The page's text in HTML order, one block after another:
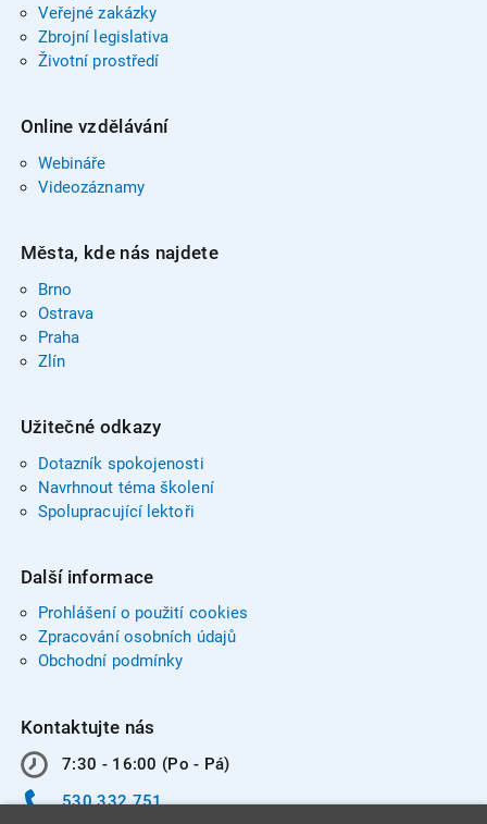
Veřejné zakázky
Zbrojní legislativa
Životní prostředí
Online vzdělávání
Webináře
Videozáznamy
Města, kde nás najdete
Brno
Ostrava
Praha
Zlín
Užitečné odkazy
Dotazník spokojenosti
Navrhnout téma školení
Spolupracující lektoři
Další informace
Prohlášení o použití cookies
Zpracování osobních údajů
Obchodní podmínky
Kontaktujte nás
7:30 - 16:00 (Po - Pá)
530 332 751